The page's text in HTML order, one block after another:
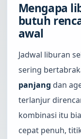
Mengapa
butuh
awal
Jadwal liburan
sering
panjang dan
terlanjur
kombinasi itu
cepat penuh,